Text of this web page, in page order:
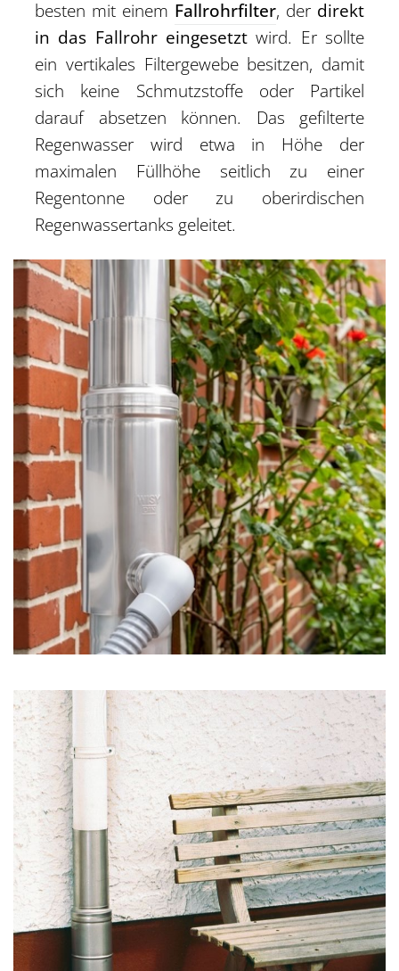
besten mit einem Fallrohrfilter, der direkt
in das Fallrohr eingesetzt wird. Er sollte
ein vertikales Filtergewebe besitzen, damit
sich keine Schmutzstoffe oder Partikel
darauf absetzen können. Das gefilterte
Regenwasser wird etwa in Höhe der
maximalen Füllhöhe seitlich zu einer
Regentonne oder zu oberirdischen
Regenwassertanks geleitet.